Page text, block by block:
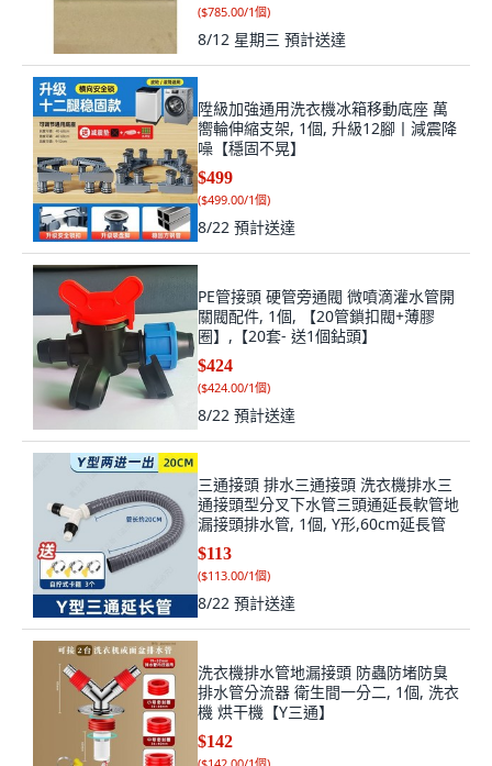
($785.00/1個)
8/12 星期三 預計送達
陞級加強通用洗衣機冰箱移動底座 萬
嚮輪伸縮支架, 1個, 升級12腳丨減震降
噪【穩固不晃】
$499
($499.00/1個)
8/22 預計送達
PE管接頭 硬管旁通閥 微噴滴灌水管開
關閥配件, 1個, 【20管鎖扣閥+薄膠
圈】,【20套- 送1個鉆頭】
$424
($424.00/1個)
8/22 預計送達
三通接頭 排水三通接頭 洗衣機排水三
通接頭型分叉下水管三頭通延長軟管地
漏接頭排水管, 1個, Y形,60cm延長管
$113
($113.00/1個)
8/22 預計送達
洗衣機排水管地漏接頭 防蟲防堵防臭
排水管分流器 衛生間一分二, 1個, 洗衣
機 烘干機【Y三通】
$142